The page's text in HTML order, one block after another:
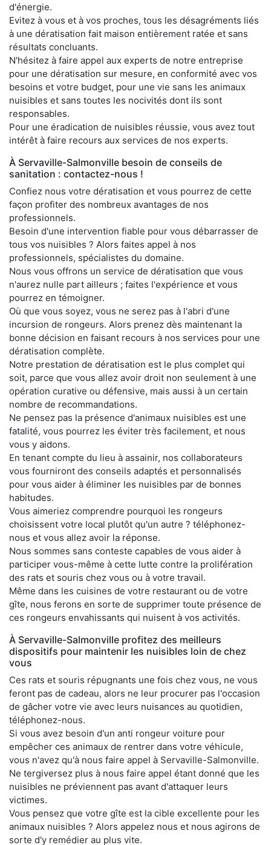
d'énergie.
Evitez à vous et à vos proches, tous les désagréments liés
à une dératisation fait maison entièrement ratée et sans
résultats concluants.
N'hésitez à faire appel aux experts de notre entreprise
pour une dératisation sur mesure, en conformité avec vos
besoins et votre budget, pour une vie sans les animaux
nuisibles et sans toutes les nocivités dont ils sont
responsables.
Pour une éradication de nuisibles réussie, vous avez tout
intérêt à faire recours aux services de nos experts.
À Servaville-Salmonville besoin de conseils de
sanitation : contactez-nous !
Confiez nous votre dératisation et vous pourrez de cette
façon profiter des nombreux avantages de nos
professionnels.
Besoin d'une intervention fiable pour vous débarrasser de
tous vos nuisibles ? Alors faites appel à nos
professionnels, spécialistes du domaine.
Nous vous offrons un service de dératisation que vous
n'aurez nulle part ailleurs ; faites l'expérience et vous
pourrez en témoigner.
Où que vous soyez, vous ne serez pas à l'abri d'une
incursion de rongeurs. Alors prenez dès maintenant la
bonne décision en faisant recours à nos services pour une
dératisation complète.
Notre prestation de dératisation est le plus complet qui
soit, parce que vous allez avoir droit non seulement à une
opération curative ou défensive, mais aussi à un certain
nombre de recommandations.
Ne pensez pas la présence d'animaux nuisibles est une
fatalité, vous pourrez les éviter très facilement, et nous
vous y aidons.
En tenant compte du lieu à assainir, nos collaborateurs
vous fourniront des conseils adaptés et personnalisés
pour vous aider à éliminer les nuisibles par de bonnes
habitudes.
Vous aimeriez comprendre pourquoi les rongeurs
choisissent votre local plutôt qu'un autre ? téléphonez-
nous et vous allez avoir la réponse.
Nous sommes sans conteste capables de vous aider à
participer vous-même à cette lutte contre la prolifération
des rats et souris chez vous ou à votre travail.
Même dans les cuisines de votre restaurant ou de votre
gîte, nous ferons en sorte de supprimer toute présence de
ces rongeurs envahissants qui nuisent à vos activités.
À Servaville-Salmonville profitez des meilleurs
dispositifs pour maintenir les nuisibles loin de chez
vous
Ces rats et souris répugnants une fois chez vous, ne vous
feront pas de cadeau, alors ne leur procurer pas l'occasion
de gâcher votre vie avec leurs nuisances au quotidien,
téléphonez-nous.
Si vous avez besoin d'un anti rongeur voiture pour
empêcher ces animaux de rentrer dans votre véhicule,
vous n'avez qu'à nous faire appel à Servaville-Salmonville.
Ne tergiversez plus à nous faire appel étant donné que les
nuisibles ne préviennent pas avant d'attaquer leurs
victimes.
Vous pensez que votre gîte est la cible excellente pour les
animaux nuisibles ? Alors appelez nous et nous agirons de
sorte d'y remédier au plus vite.